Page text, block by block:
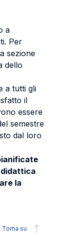
a
Per
sezione
dello
a tutti gli
il
essere
semestre
dal loro
la
Torna su